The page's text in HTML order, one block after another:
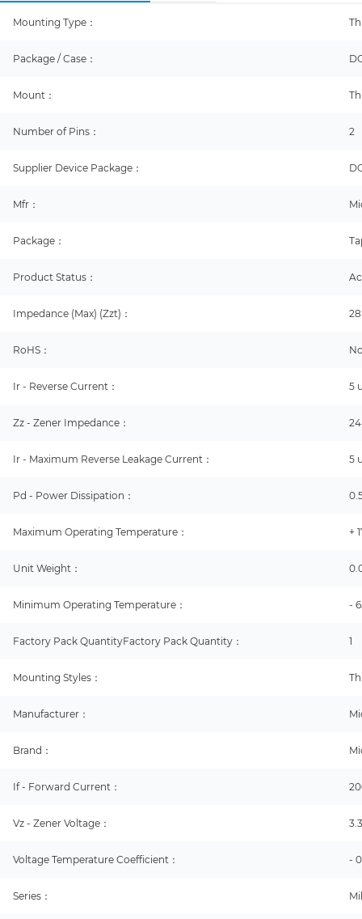
Mounting Type：
Package / Case：
Mount：
Number of Pins： 2
Supplier Device Package：
Mfr：
Package：
Product Status：
Impedance (Max) (Zzt)：
RoHS：
Ir - Reverse Current： 5
Zz - Zener Impedance：
Ir - Maximum Reverse Leakage Current： 5
Pd - Power Dissipation：
Maximum Operating Temperature： +
Unit Weight：
Minimum Operating Temperature： -
Factory Pack QuantityFactory Pack Quantity： 1
Mounting Styles：
Manufacturer：
Brand：
If - Forward Current：
Vz - Zener Voltage：
Voltage Temperature Coefficient： -
Series：